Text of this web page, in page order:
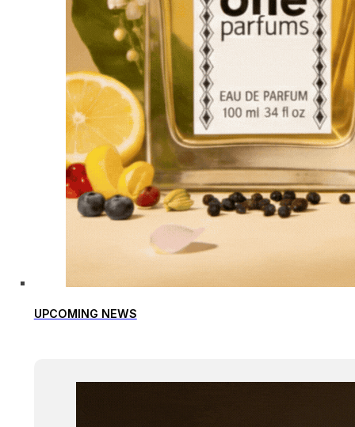
UPCOMING NEWS